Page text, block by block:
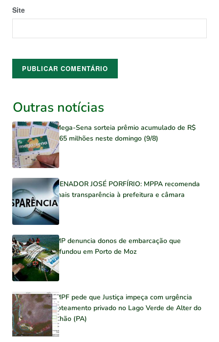
Site
Outras notícias
Mega-Sena sorteia prêmio acumulado de R$
165 milhões neste domingo (9/8)
SENADOR JOSÉ PORFÍRIO: MPPA recomenda
mais transparência à prefeitura e câmara
MP denuncia donos de embarcação que
afundou em Porto de Moz
MPF pede que Justiça impeça com urgência
loteamento privado no Lago Verde de Alter do
Chão (PA)